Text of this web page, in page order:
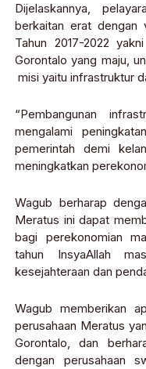
Dijelaskannya,
berkaitan erat dengan
Tahun 2017-2022
Gorontalo yang maju,
misi yaitu infrastruktur
“Pembangunan
mengalami
pemerintah demi
meningkatkan
Wagub berharap
Meratus ini dapat
bagi perekonomian
tahun InsyaAllah
kesejahteraan dan
Wagub memberikan
perusahaan Meratus
Gorontalo, dan
dengan perusahaan